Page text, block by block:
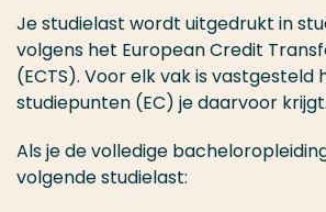
Je studielast wordt uitgedrukt in
volgens het European Credit
(ECTS). Voor elk vak is vastgesteld
studiepunten (EC) je daarvoor krijgt.
Als je de volledige
volgende studielast: